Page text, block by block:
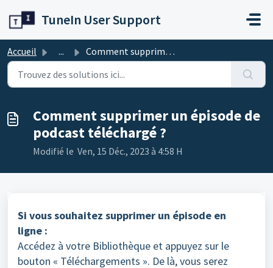
TuneIn User Support
Accueil ... Comment supprimer un épisode de podcast téléchargé ?
Comment supprimer un épisode de
podcast téléchargé ?
Modifié le Ven, 15 Déc., 2023 à 4:58 H
Si vous souhaitez supprimer un épisode en
ligne :
Accédez à votre Bibliothèque et appuyez sur le
bouton « Téléchargements ». De là, vous serez